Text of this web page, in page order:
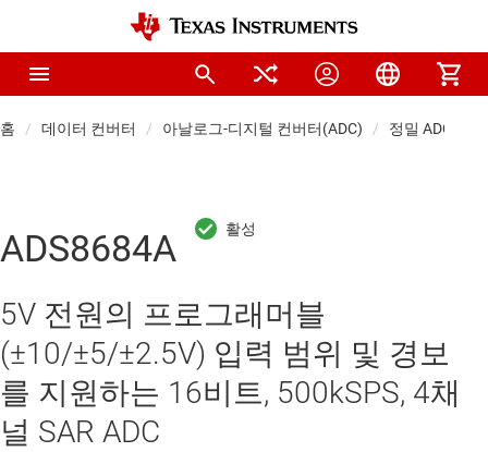
홈 데이터 컨버터 아날로그-디지털 컨버터(ADC) 정밀 ADC
ADS8684A
5V 전원의 프로그래머블
(±10/±5/±2.5V) 입력 범위 및 경보
를 지원하는 16비트, 500kSPS, 4채
널 SAR ADC